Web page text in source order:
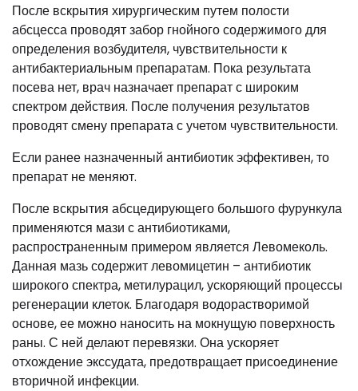
После вскрытия хирургическим путем полости
абсцесса проводят забор гнойного содержимого для
определения возбудителя, чувствительности к
антибактериальным препаратам. Пока результата
посева нет, врач назначает препарат с широким
спектром действия. После получения результатов
проводят смену препарата с учетом чувствительности.
Если ранее назначенный антибиотик эффективен, то
препарат не меняют.
После вскрытия абсцедирующего большого фурункула
применяются мази с антибиотиками,
распространенным примером является Левомеколь.
Данная мазь содержит левомицетин – антибиотик
широкого спектра, метилурацил, ускоряющий процессы
регенерации клеток. Благодаря водорастворимой
основе, ее можно наносить на мокнущую поверхность
раны. С ней делают перевязки. Она ускоряет
отхождение экссудата, предотвращает присоединение
вторичной инфекции.